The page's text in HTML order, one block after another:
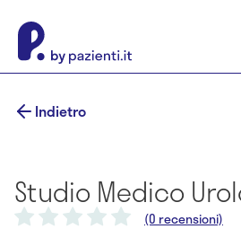
Indietro
Studio Medico
(0 recensioni)